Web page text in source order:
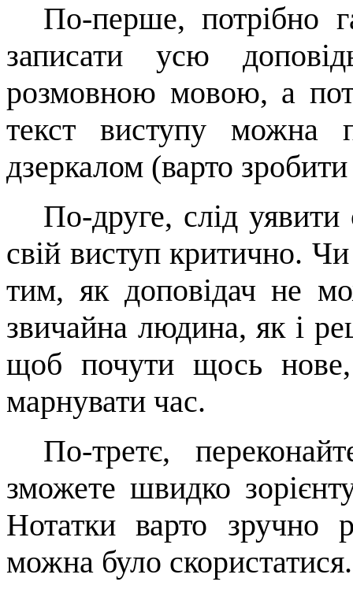
По-перше, потрібно
записати усю
розмовною мовою, а
текст виступу
дзеркалом (варто
По-друге, слід уявити
свій ви­ступ критично. Чи
тим, як доповідач не
звичайна людина, як і
щоб почути щось
марнувати час.
По-третє,
зможете швидко
Нотатки варто зручно
можна було скористатися.